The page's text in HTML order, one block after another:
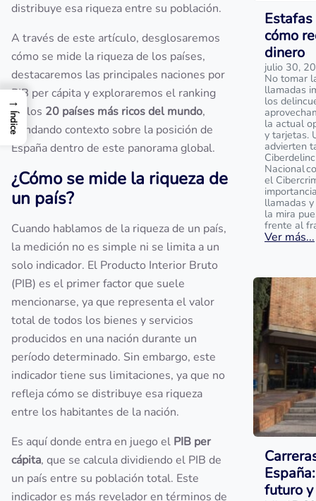
distribuye esa riqueza entre su población.
A través de este artículo, desglosaremos
cómo se mide la riqueza de los países,
destacaremos las principales naciones por
PIB per cápita y exploraremos el ranking
de los 20 países más ricos del mundo,
brindando contexto sobre la posición de
España dentro de este panorama global.
¿Cómo se mide la riqueza de
un país?
Cuando hablamos de la riqueza de un país,
la medición no es simple ni se limita a un
solo indicador. El Producto Interior Bruto
(PIB) es el primer factor que suele
mencionarse, ya que representa el valor
total de todos los bienes y servicios
producidos en una nación durante un
período determinado. Sin embargo, este
indicador tiene sus limitaciones, ya que no
refleja cómo se distribuye esa riqueza
entre los habitantes de la nación.
Es aquí donde entra en juego el PIB per
cápita, que se calcula dividiendo el PIB de
un país entre su población total. Este
indicador es más revelador en términos de
cómo
dinero
julio 30,
No tomar
llamadas
los
la actual
y tarjetas.
advierten
Nacional
el
llamadas
la mira
frente al
Ver más...
futuro
→
Índice